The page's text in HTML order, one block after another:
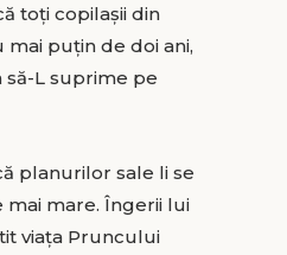
toți copilașii din
puțin de doi ani,
să-L suprime pe
planurilor sale li se
mare. Îngerii lui
viața Pruncului